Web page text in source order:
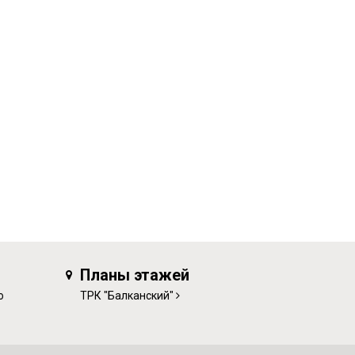
Планы этажей
ТРК "Балканский"